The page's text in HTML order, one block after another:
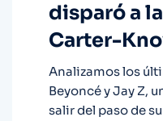
disparó a
Carter-
Analizamos los
Beyoncé y Jay Z,
salir del paso de